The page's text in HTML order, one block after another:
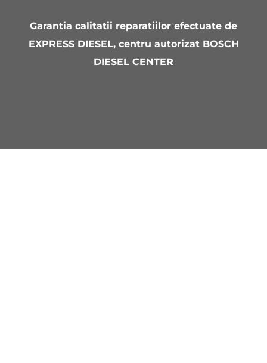
Garantia calitatii reparatiilor efectuate de
EXPRESS DIESEL, centru autorizat BOSCH
DIESEL CENTER